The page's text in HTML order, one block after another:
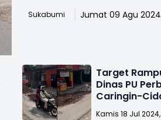
Sukabumi Jumat 09 Agu
Target
Dinas PU
Caringin-
Kamis 18 Jul 2024,